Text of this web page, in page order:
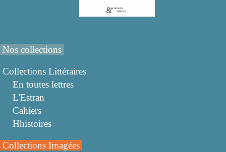
Nos collections
Collections Littéraires
En toutes lettres
L'Estran
Cahiers
Hhistoires
Collections Imagées